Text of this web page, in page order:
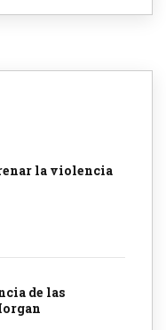
la violencia
de las